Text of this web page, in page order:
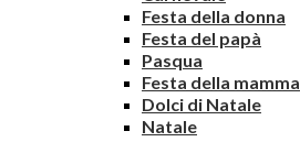
Festa della donna
Festa del papà
Pasqua
Festa della mamma
Dolci di Natale
Natale